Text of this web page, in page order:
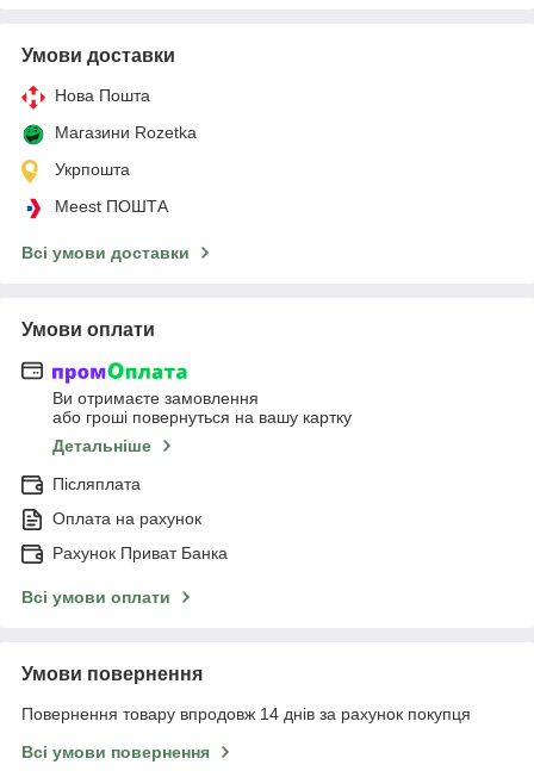
Умови доставки
Нова Пошта
Магазини Rozetka
Укрпошта
Meest ПОШТА
Всі умови доставки
Умови оплати
Ви отримаєте замовлення
або гроші повернуться на вашу картку
Детальніше
Післяплата
Оплата на рахунок
Рахунок Приват Банка
Всі умови оплати
Умови повернення
Повернення товару впродовж 14 днів за рахунок покупця
Всі умови повернення